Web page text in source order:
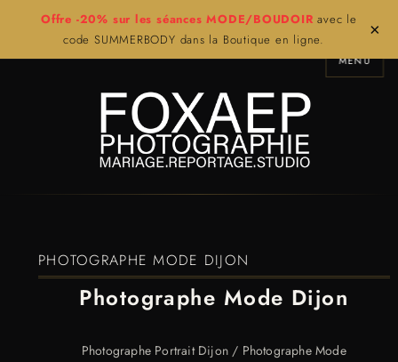
Offre -20% sur les séances MODE/BOUDOIR avec le
code SUMMERBODY dans la Boutique en ligne.
×
MENU
PHOTOGRAPHE MODE DIJON
Photographe Mode Dijon
Photographe Portrait Dijon / Photographe Mode